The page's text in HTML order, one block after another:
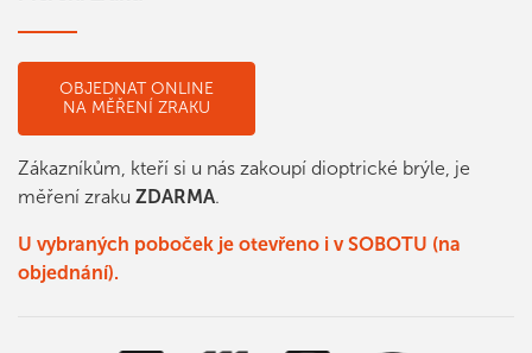
OBJEDNAT ONLINE
NA MĚŘENÍ ZRAKU
Zákazníkům, kteří si u nás zakoupí dioptrické brýle, je
měření zraku ZDARMA.
U vybraných poboček je otevřeno i v SOBOTU (na
objednání).